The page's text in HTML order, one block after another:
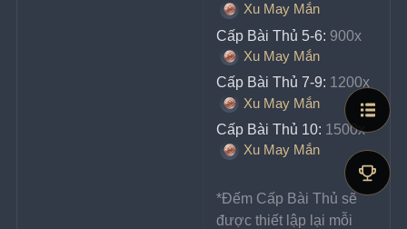
Xu May Mắn
Cấp Bài Thủ 5-6: 900x
Xu May Mắn
Cấp Bài Thủ 7-9: 1200x
Xu May Mắn
Cấp Bài Thủ 10: 1500x
Xu May Mắn
*Đếm Cấp Bài Thủ sẽ
được thiết lập lại mỗi